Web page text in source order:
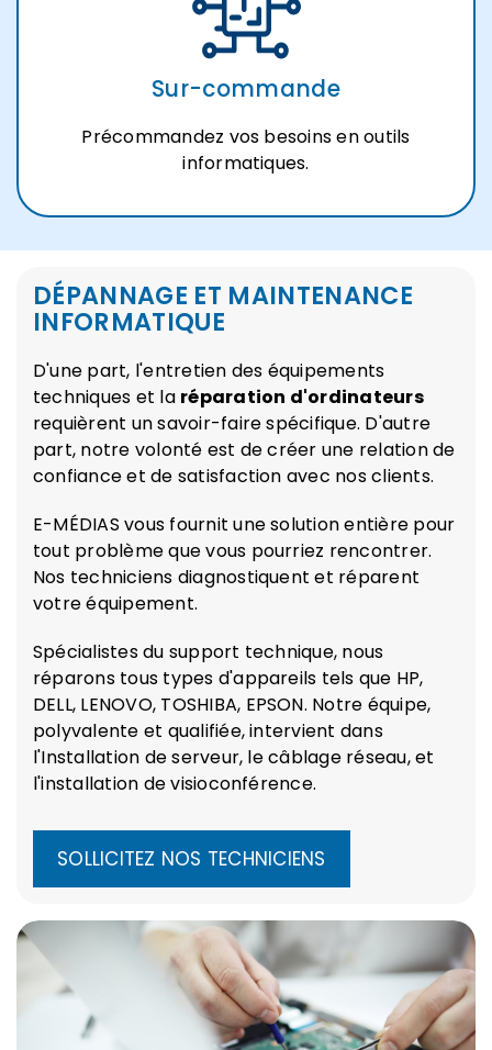
Sur-commande
Précommandez vos besoins en outils
informatiques.
DÉPANNAGE ET MAINTENANCE
INFORMATIQUE
D'une part, l'entretien des équipements
techniques et la réparation d'ordinateurs
requièrent un savoir-faire spécifique. D'autre
part, notre volonté est de créer une relation de
confiance et de satisfaction avec nos clients.
E-MÉDIAS vous fournit une solution entière pour
tout problème que vous pourriez rencontrer.
Nos techniciens diagnostiquent et réparent
votre équipement.
Spécialistes du support technique, nous
réparons tous types d'appareils tels que HP,
DELL, LENOVO, TOSHIBA, EPSON. Notre équipe,
polyvalente et qualifiée, intervient dans
l'Installation de serveur, le câblage réseau, et
l'installation de visioconférence.
SOLLICITEZ NOS TECHNICIENS